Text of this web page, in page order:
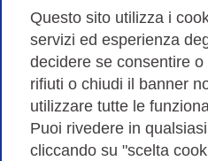
Questo sito utilizza i
servizi ed esperienza
decidere se consentire
rifiuti o chiudi il banner
utilizzare tutte le
Puoi rivedere in
cliccando su "scelta
Bandi di Gara
Consortium GARR - Via dei